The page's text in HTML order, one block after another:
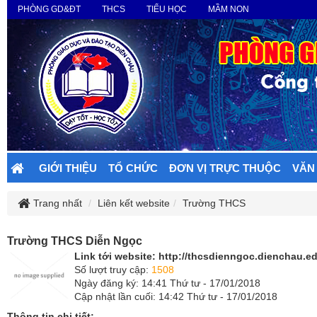
PHÒNG GD&ĐT THCS TIỂU HỌC MẦM NON
GIỚI THIỆU TỔ CHỨC ĐƠN VỊ TRỰC THUỘC
Trang nhất Liên kết website Trường THCS
Trường THCS Diễn Ngọc
Link tới website: http://
Số lượt truy cập: 1508
Ngày đăng ký: 14:41 Thứ tư - 17/01/2018
Cập nhật lần cuối: 14:42 Thứ tư - 17/01/2018